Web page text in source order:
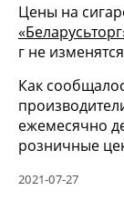
Цены на
г не
Как
ежемесячно
розничные
2021-07-27